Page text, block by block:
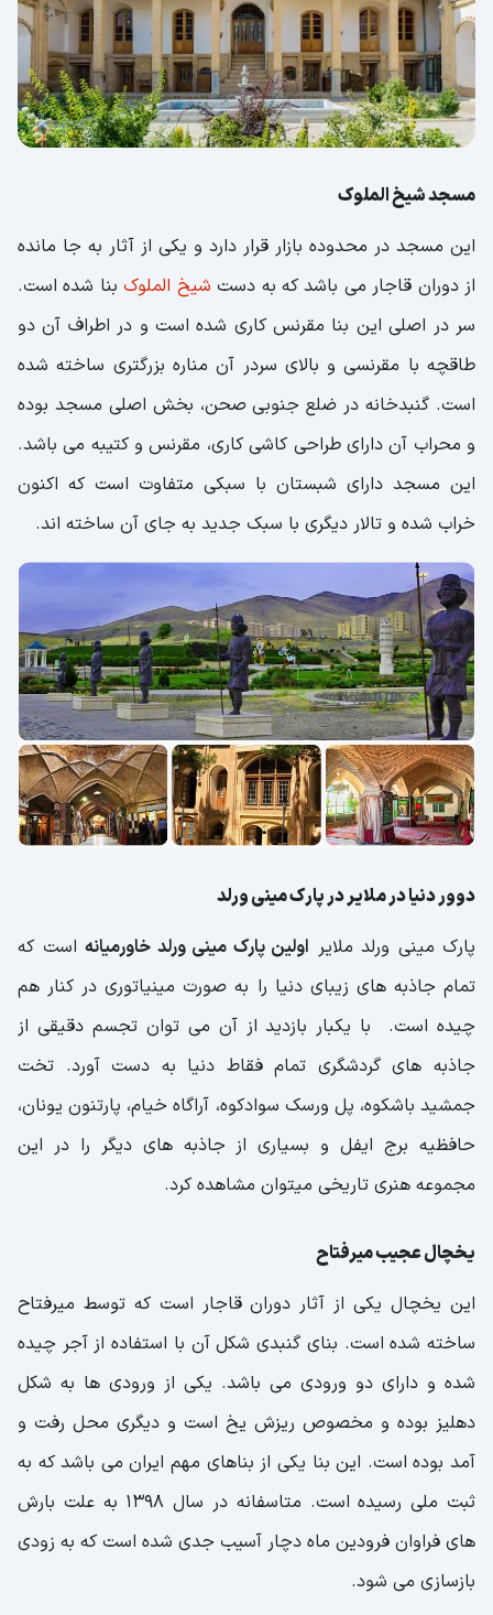
مسجد شیخ الملوک
این مسجد در محدوده بازار قرار دارد و یکی از آثار به جا مانده
از دوران قاجار می باشد که به دست شیخ الملوک بنا شده است.
سر در اصلی این بنا مقرنس کاری شده است و در اطراف آن دو
طاقچه با مقرنسی و بالای سردر آن مناره بزرگتری ساخته شده
است. گنبدخانه در ضلع جنوبی صحن، بخش اصلی مسجد بوده
و محراب آن دارای طراحی کاشی کاری، مقرنس و کتیبه می باشد.
این مسجد دارای شبستان با سبکی متفاوت است که اکنون
خراب شده و تالار دیگری با سبک جدید به جای آن ساخته اند.
دوور دنیا در ملایر در پارک مینی ورلد
پارک مینی ورلد ملایر اولین پارک مینی ورلد خاورمیانه است که
تمام جاذبه های زیبای دنیا را به صورت مینیاتوری در کنار هم
چیده است. با یکبار بازدید از آن می توان تجسم دقیقی از
جاذبه های گردشگری تمام فقاط دنیا به دست آورد. تخت
جمشید باشکوه، پل ورسک سوادکوه، آراگاه خیام، پارتنون یونان،
حافظیه برج ایفل و بسیاری از جاذبه های دیگر را در این
مجموعه هنری تاریخی میتوان مشاهده کرد.
یخچال عجیب میرفتاح
این یخچال یکی از آثار دوران قاجار است که توسط میرفتاح
ساخته شده است. بنای گنبدی شکل آن با استفاده از آجر چیده
شده و دارای دو ورودی می باشد. یکی از ورودی ها به شکل
دهلیز بوده و مخصوص ریزش یخ است و دیگری محل رفت و
آمد بوده است. این بنا یکی از بناهای مهم ایران می باشد که به
ثبت ملی رسیده است. متاسفانه در سال 1398 به علت بارش
های فراوان فرودین ماه دچار آسیب جدی شده است که به زودی
بازسازی می شود.